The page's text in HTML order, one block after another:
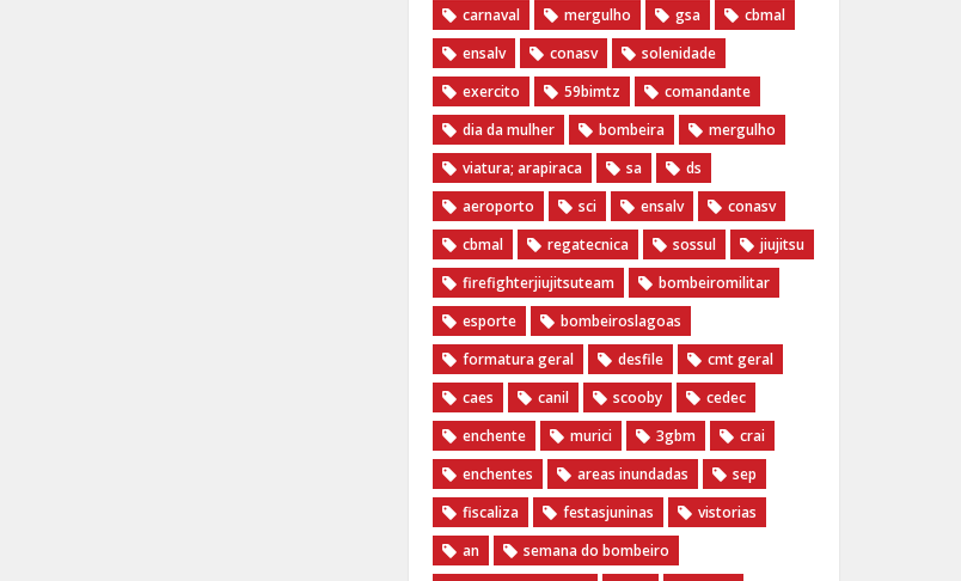
carnaval
mergulho gsa
cbmal
ensalv
conasv
solenidade
exercito
59bimtz
comandante
dia da mulher
bombeira
mergulho
viatura; arapiraca
sa
ds
aeroporto
sci ensalv
conasv
cbmal
regatecnica sossul
jiujitsu
firefighterjiujitsuteam
bombeiromilitar
esporte
bombeiroslagoas
formatura geral
desfile
cmt geral
caes
canil scooby
cedec
enchente
murici 3gbm
crai
enchentes
areas inundadas
sep
fiscaliza
festasjuninas
vistorias
an
semana do bombeiro